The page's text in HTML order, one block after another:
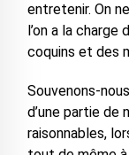
entretenir. On
l’on a la
coquins et des
Souvenons-
d’une partie de
raisonnables,